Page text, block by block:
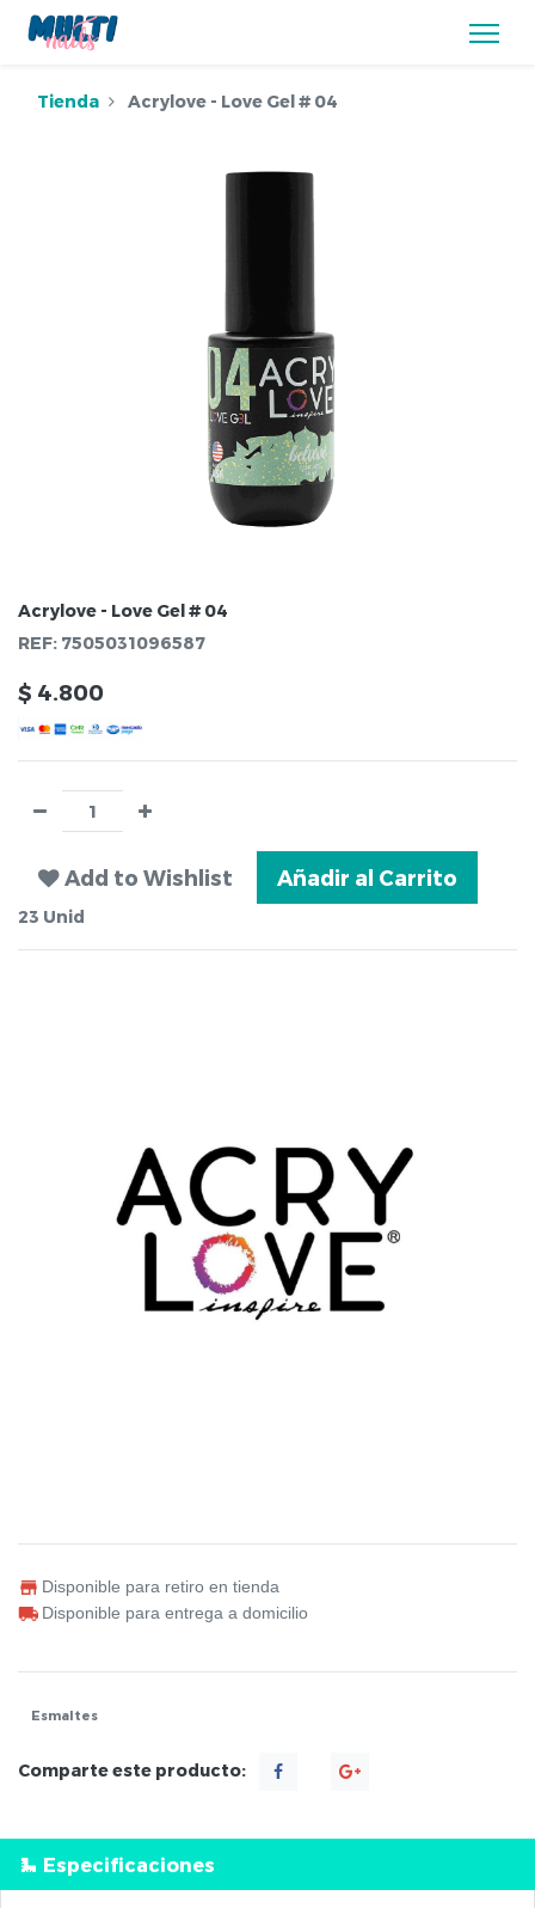
Tienda Acrylove - Love Gel # 04
Acrylove - Love Gel # 04
REF: 7505031096587
$ 4.800
Add to Wishlist Añadir al Carrito
23 Unid
Disponible para retiro en tienda
Disponible para entrega a domicilio
Esmaltes
Comparte este producto:
Especificaciones